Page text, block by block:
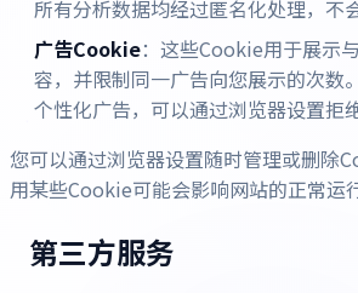
所有分析数据均经过匿名化处理，不
广告Cookie：这些Cookie用于展示
容，并限制同一广告向您展示的次数
个性化广告，可以通过浏览器设置拒
您可以通过浏览器设置随时管理或删除
用某些Cookie可能会影响网站的正常运
第三方服务